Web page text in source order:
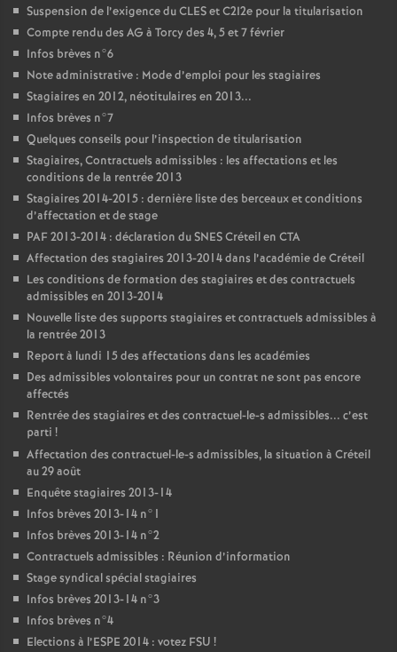
Suspension de l’exigence duCLESet C2I2e pour la titularisation
Compte rendu des AG à Torcy des 4, 5 et 7 février
Infos brèves n°6
Note administrative : Mode d’emploi pour les stagiaires
Stagiaires en 2012, néotitulaires en 2013...
Infos brèves n°7
Quelques conseils pour l’inspection de titularisation
Stagiaires, Contractuels admissibles : les affectations et les
conditions de la rentrée 2013
Stagiaires 2014-2015 : dernière liste des berceaux et conditions
d’affectation et de stage
PAF2013-2014 : déclaration duSNESCréteil en CTA
Affectation des stagiaires 2013-2014 dans l’académie de Créteil
Les conditions de formation des stagiaires et des contractuels
admissibles en 2013-2014
Nouvelle liste des supports stagiaires et contractuels admissibles à
la rentrée 2013
Report à lundi 15 des affectations dans les académies
Des admissibles volontaires pour un contrat ne sont pas encore
affectés
Rentrée des stagiaires et des contractuel-le-s admissibles... c’est
parti !
Affectation des contractuel-le-s admissibles, la situation à Créteil
au 29 août
Enquête stagiaires 2013-14
Infos brèves 2013-14 n°1
Infos brèves 2013-14 n°2
Contractuels admissibles : Réunion d’information
Stage syndical spécial stagiaires
Infos brèves 2013-14 n°3
Infos brèves n°4
Elections à l’ESPE 2014 : votez FSU !